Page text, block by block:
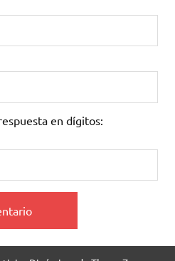
en dígitos: